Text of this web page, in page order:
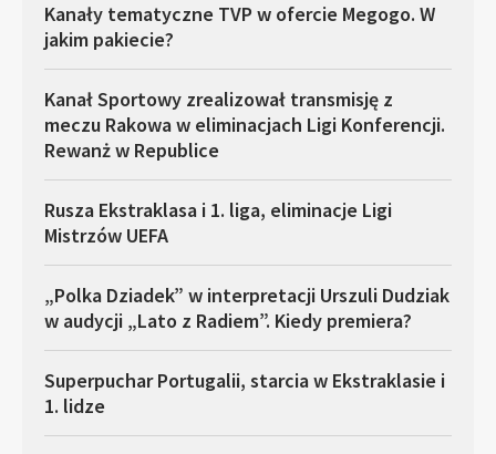
Kanały tematyczne TVP w ofercie Megogo. W
jakim pakiecie?
Kanał Sportowy zrealizował transmisję z
meczu Rakowa w eliminacjach Ligi Konferencji.
Rewanż w Republice
Rusza Ekstraklasa i 1. liga, eliminacje Ligi
Mistrzów UEFA
„Polka Dziadek” w interpretacji Urszuli Dudziak
w audycji „Lato z Radiem”. Kiedy premiera?
Superpuchar Portugalii, starcia w Ekstraklasie i
1. lidze